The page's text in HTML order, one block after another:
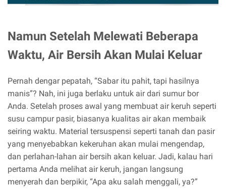
Namun Setelah Melewati Beberapa
Waktu, Air Bersih Akan Mulai Keluar
Pernah dengar pepatah, “Sabar itu pahit, tapi hasilnya
manis”? Nah, ini juga berlaku untuk air dari sumur bor
Anda. Setelah proses awal yang membuat air keruh seperti
susu campur pasir, biasanya kualitas air akan membaik
seiring waktu. Material tersuspensi seperti tanah dan pasir
yang menyebabkan kekeruhan akan mulai mengendap,
dan perlahan-lahan air bersih akan keluar. Jadi, kalau hari
pertama Anda melihat air keruh, jangan langsung
menyerah dan berpikir, “Apa aku salah menggali, ya?”